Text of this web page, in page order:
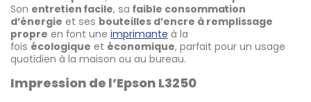
Son entretien facile, sa faible consommation
d’énergie et ses bouteilles d’encre à remplissage
propre en font une imprimante à la
fois écologique et économique, parfait pour un usage
quotidien à la maison ou au bureau.
Impression de l’Epson L3250